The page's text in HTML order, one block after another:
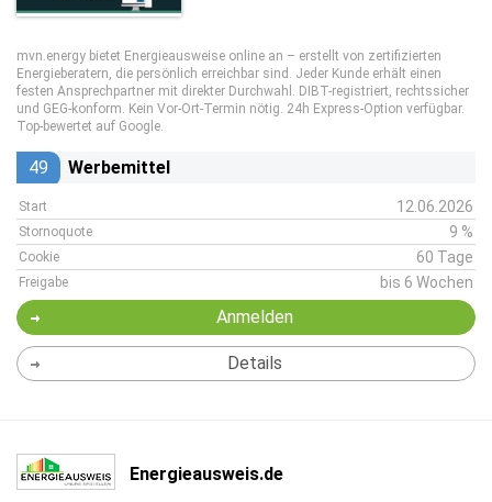
mvn.energy bietet Energieausweise online an – erstellt von zertifizierten
Energieberatern, die persönlich erreichbar sind. Jeder Kunde erhält einen
festen Ansprechpartner mit direkter Durchwahl. DIBT-registriert, rechtssicher
und GEG-konform. Kein Vor-Ort-Termin nötig. 24h Express-Option verfügbar.
Top-bewertet auf Google.
49 Werbemittel
Start 12.06.2026
Stornoquote 9 %
Cookie 60 Tage
Freigabe bis 6 Wochen
Anmelden
Details
Energieausweis.de